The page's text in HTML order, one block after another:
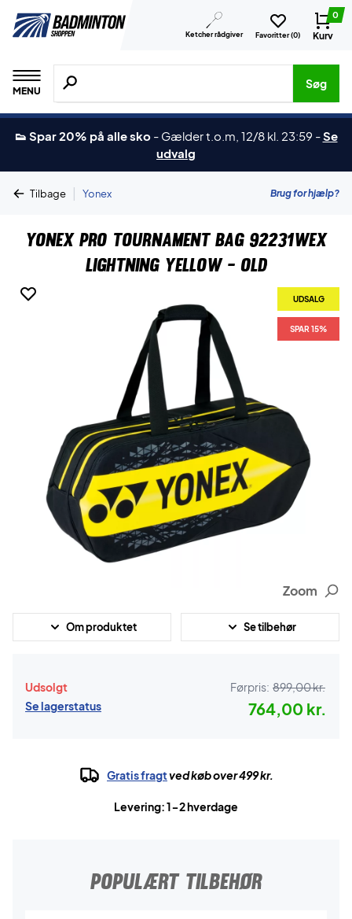
Ketcher rådgiver Favoritter (0)
0
Kurv
MENU
Søg efter produkter, mærker etc.
Søg
👟 Spar 20% på alle sko - Gælder t.o.m, 12/8 kl. 23:59 -Se
udvalg
Tilbage | Yonex Brug for hjælp?
Yonex Pro Tournament Bag 92231WEX
Lightning Yellow - OLD
UDSALG
SPAR 15%
Zoom
Om produktet Se tilbehør
Udsolgt
Se lagerstatus
Førpris: 899,00 kr.
764,00 kr.
Gratis fragtved køb over 499 kr.
Levering: 1-2 hverdage
POPULÆRT TILBEHØR